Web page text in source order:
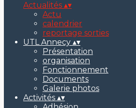
Actualités ▴▾
Actu
calendrier
reportage sorties
UTL Annecy ▴▾
Présentation
organisation
Fonctionnement
Documents
Galerie photos
Activités ▴▾